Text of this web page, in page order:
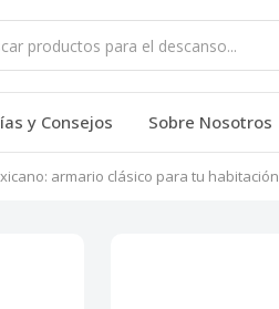
y Consejos Sobre Nosotros
armario clásico para tu habitación